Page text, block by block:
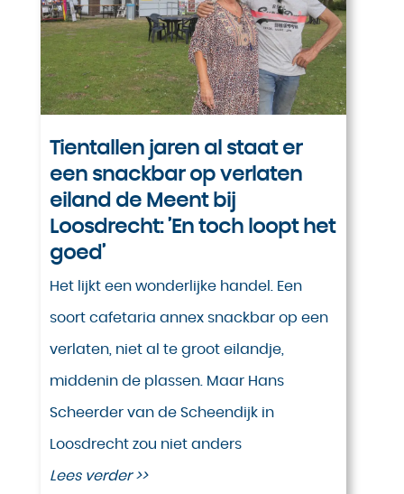
Tientallen jaren al staat er
een snackbar op verlaten
eiland de Meent bij
Loosdrecht: ’En toch loopt het
goed’
Het lijkt een wonderlijke handel. Een
soort cafetaria annex snackbar op een
verlaten, niet al te groot eilandje,
middenin de plassen. Maar Hans
Scheerder van de Scheendijk in
Loosdrecht zou niet anders
Lees verder >>